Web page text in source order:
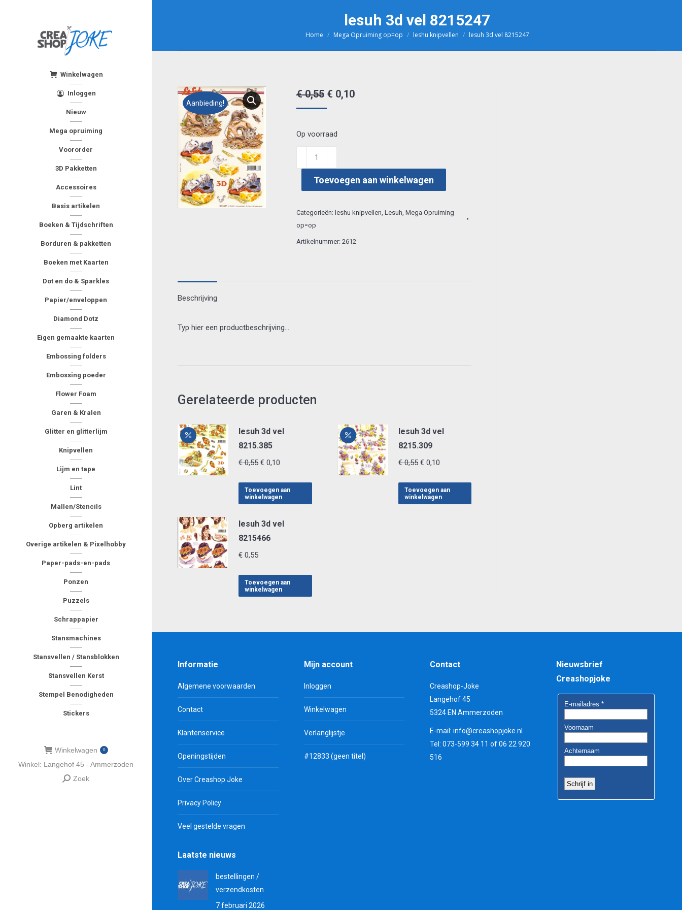
Winkelwagen
Inloggen
Nieuw
Mega opruiming
Voororder
3D Pakketten
Accessoires
Basis artikelen
Boeken & Tijdschriften
Borduren & pakketten
Boeken met Kaarten
Dot en do & Sparkles
Papier/enveloppen
Diamond Dotz
Eigen gemaakte kaarten
Embossing folders
Embossing poeder
Flower Foam
Garen & Kralen
Glitter en glitterlijm
Knipvellen
Lijm en tape
Lint
Mallen/Stencils
Opberg artikelen
Overige artikelen & Pixelhobby
Paper-pads-en-pads
Ponzen
Puzzels
Schrappapier
Stansmachines
Stansvellen / Stansblokken
Stansvellen Kerst
Stempel Benodigheden
Stickers
Winkelwagen 0
Winkel: Langehof 45 - Ammerzoden
Zoeken:
Zoek
lesuh 3d vel 8215247
Je bent hier:
Home Mega Opruiming op=op leshu knipvellen lesuh 3d vel 8215247
Aanbieding!
€0,55 Oorspronkelijke
prijs
€ 0,55.
€ 0,10Huidige
Op voorraad
3d
aantal
Toevoegen aan winkelwagen
Categorieën: leshu knipvellen, Lesuh, Mega Opruiming
op=op
Artikelnummer: 2612
Beschrijving
Typ hier een productbeschrijving…
Gerelateerde producten
lesuh 3d vel
8215.385
€0,55 Oorspronkelijke
was:
€ 0,55.
€ 0,10
is:
€ 0,10.
Toevoegen aan
winkelwagen
lesuh 3d vel
8215.309
€0,55 Oorspronkelijke
was:
€ 0,55.
€0,10Huidige
is:
€ 0,10.
Toevoegen aan
winkelwagen
lesuh 3d vel
8215466
€ 0,55
Toevoegen aan
winkelwagen
Informatie
Algemene voorwaarden
Contact
Klantenservice
Openingstijden
Over Creashop Joke
Privacy Policy
Veel gestelde vragen
Mijn account
Inloggen
Winkelwagen
Verlanglijstje
#12833 (geen titel)
Contact
Creashop-Joke
Langehof 45
5324 EN Ammerzoden
E-mail: info@creashopjoke.nl
Tel: 073-599 34 11 of 06 22 920
516
Nieuwsbrief
Creashopjoke
Laatste nieuws
bestellingen /
verzendkosten
7 februari 2026